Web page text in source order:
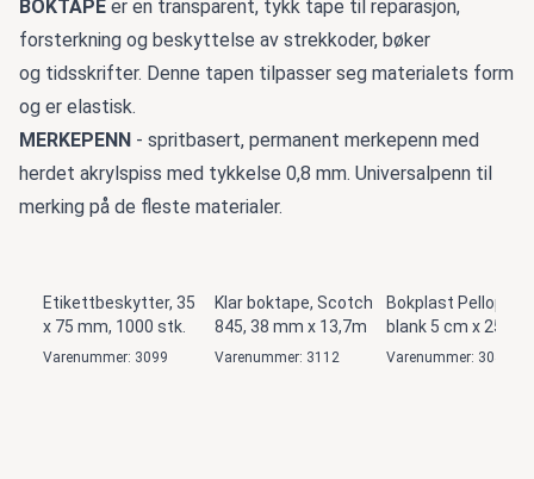
BOKTAPE er en transparent, tykk tape til reparasjon,
forsterkning og beskyttelse av strekkoder, bøker
og tidsskrifter. Denne tapen tilpasser seg materialets form
og er elastisk.
MERKEPENN - spritbasert, permanent merkepenn med
herdet akrylspiss med tykkelse 0,8 mm. Universalpenn til
merking på de fleste materialer.
Etikettbeskytter, 35
x 75 mm, 1000 stk.
Varenummer: 3099
Klar boktape, Scotch
845, 38 mm x 13,7m
Varenummer: 3112
Bokplast
blank 5 cm x 25 m
Varenummer: 3042